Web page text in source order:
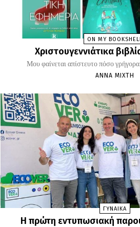
ON MY
Χριστουγεννιάτικα
Μου φαίνεται απίστευτο πόσο
ΆΝΝΑ ΜΊΧΤΗ
ΓΥΝΑΙΚΑ
Η πρώτη εντυπωσιακή